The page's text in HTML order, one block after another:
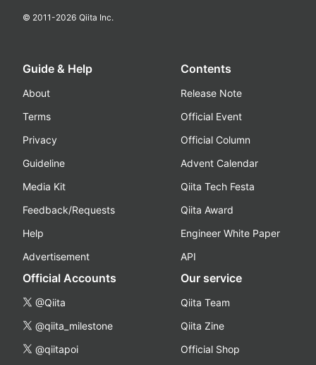
© 2011-2026 Qiita Inc.
Guide & Help
About
Terms
Privacy
Guideline
Media Kit
Feedback/Requests
Help
Advertisement
Contents
Release Note
Official Event
Official Column
Advent Calendar
Qiita Tech Festa
Qiita Award
Engineer White Paper
API
Official Accounts
@Qiita
@qiita_milestone
@qiitapoi
Our service
Qiita Team
Qiita Zine
Official Shop